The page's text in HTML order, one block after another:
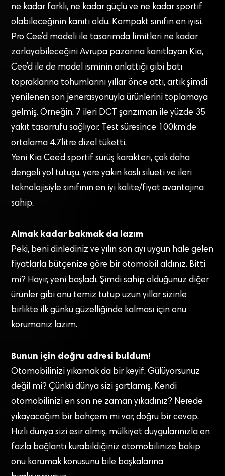
ne kadar farklı, ne kadar güçlü ve ne kadar sportif
olabileceğinin kanıtı oldu. Kompakt sınıfın en iyisi,
Pro Cee’d modeli ile tasarımda limitleri ne kadar
zorlayabileceğini Avrupa pazarına kanıtlayan Kia,
Cee’d ile de model isminin anlattığı gibi batı
topraklarına tohumlarını yıllar önce attı, artık şimdi
yenilenen son jenerasyonuyla ürünlerini toplamaya
gelmiş. Örneğin, 7 ileri DCT şanzıman ile yüzde 35
yakıt tasarrufu sağlıyor. Test süresince 100km’de
ortalama 4.7litre dizel tüketti.
Yeni Kia Cee’d sportif sürüş karakteri, çok daha
dengeli yol tutuşu, yere yakın kaslı silueti ve ileri
teknolojisiyle sınıfının en iyi kalite/fiyat avantajına
sahip.
Almak kadar bakmak da lazım
Peki, beni dinlediniz ve yılın son ayı uygun hale gelen
fiyatlarla bütçenize göre bir otomobil aldınız. Bitti
mi? Hayır, yeni başladı. Şimdi sahip olduğunuz diğer
ürünler gibi onu temiz tutup uzun yıllar sizinle
birlikte ilk günkü güzelliğinde kalması için onu
korumanız lazım.
Bunun için doğru adresi buldum!
Otomobilinizi yıkamak da bir keyif. Gülüyorsunuz
değil mi? Çünkü dünya sizi şartlamış. Kendi
otomobilinizi en son ne zaman yıkadınız? Nerede
yıkayacağım bir bahçem mi var, doğru bir cevap.
Hızlı dünya sizi esir almış, mülkiyet duygularınızla en
fazla bağlantı kurabildiğiniz otomobilinize bakıp
onu korumak konusunu bile başkalarına